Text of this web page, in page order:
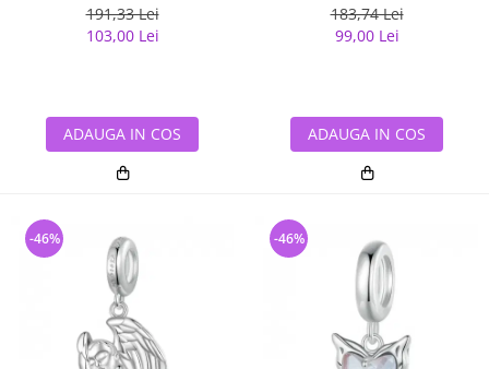
191,33 Lei
103,00 Lei
ADAUGA IN COS
183,74 Lei
99,00 Lei
ADAUGA IN COS
-46% -46%